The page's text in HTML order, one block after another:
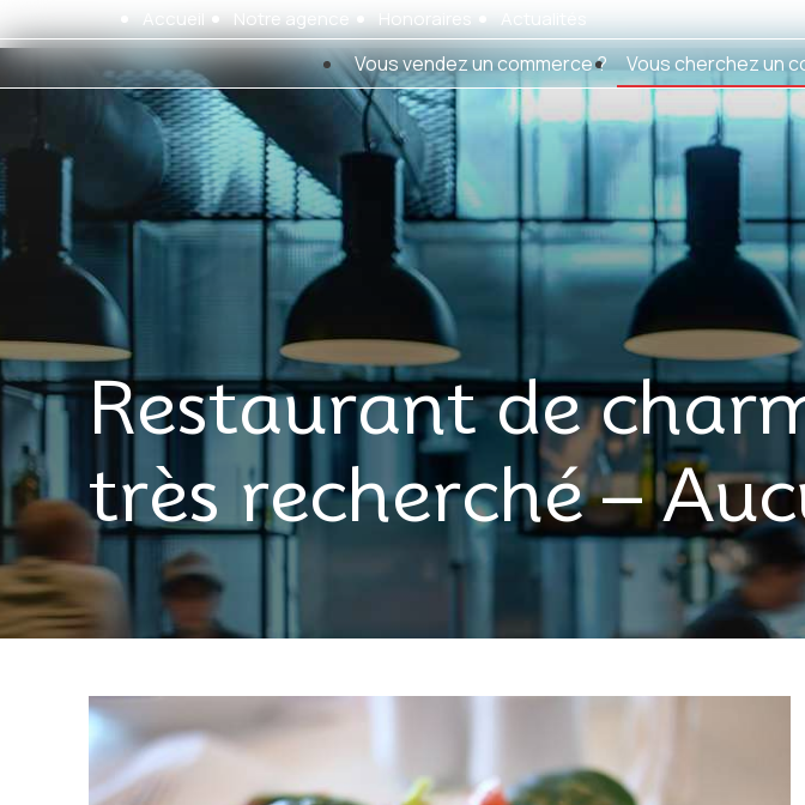
Accueil Notre agence Honoraires Actualités
Vous vendez un commerce ? Vous cherchez un
Restaurant de
très recherché –